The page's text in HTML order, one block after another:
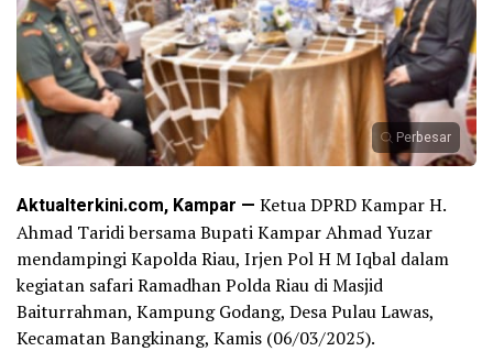
Perbesar
Aktualterkini.com, Kampar — Ketua DPRD Kampar H.
Ahmad Taridi bersama Bupati Kampar Ahmad Yuzar
mendampingi Kapolda Riau, Irjen Pol H M Iqbal dalam
kegiatan safari Ramadhan Polda Riau di Masjid
Baiturrahman, Kampung Godang, Desa Pulau Lawas,
Kecamatan Bangkinang, Kamis (06/03/2025).